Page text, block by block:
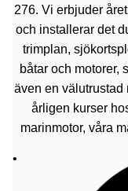
276. Vi erbjuder
och installerar det
trimplan,
båtar och motorer,
även en välutrustad
årligen kurser
marinmotor, våra